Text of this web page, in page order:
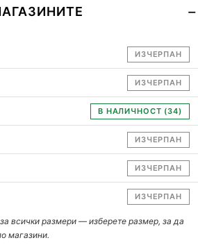
ИЗЧЕРПАН
ИЗЧЕРПАН
В НАЛИЧНОСТ (34)
ИЗЧЕРПАН
ИЗЧЕРПАН
ИЗЧЕРПАН
всички размери — изберете размер, за да
магазини.